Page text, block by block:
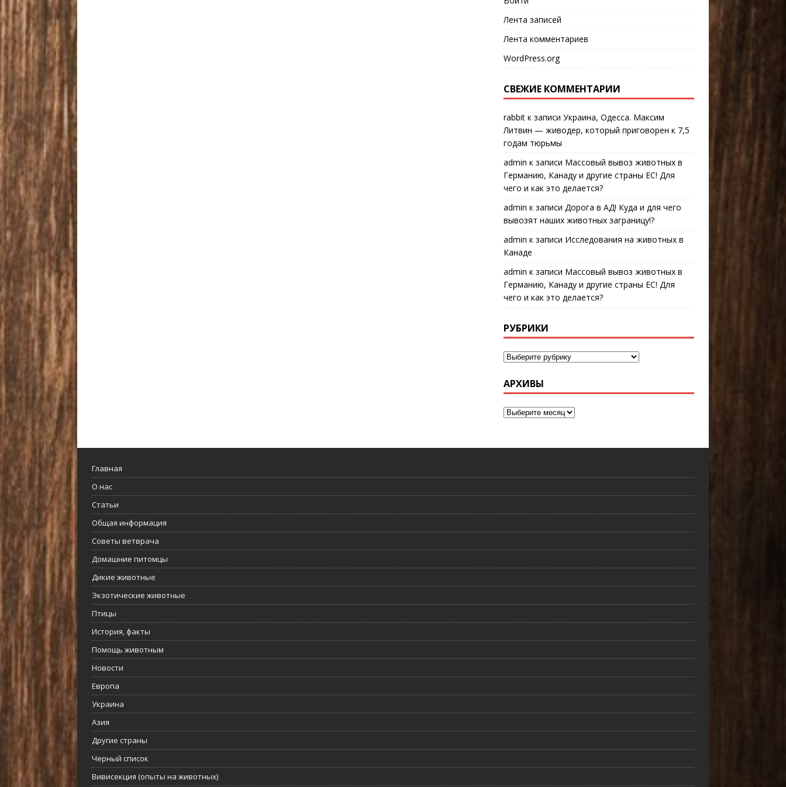
Лента записей
Лента комментариев
WordPress.org
СВЕЖИЕ КОММЕНТАРИИ
rabbitк записи Украина, Одесса. Максим
Литвин — живодер, который приговорен к 7,5
годам тюрьмы
admin к записи Массовый вывоз животных в
Германию, Канаду и другие страны ЕС! Для
чего и как это делается?
admin к записи Дорога в АД! Куда и для чего
вывозят наших животных заграницу!?
admin к записи Исследования на животных в
Канаде
admin к записи Массовый вывоз животных в
Германию, Канаду и другие страны ЕС! Для
чего и как это делается?
РУБРИКИ
АРХИВЫ
Главная
О нас
Статьи
Общая информация
Советы ветврача
Домашние питомцы
Дикие животные
Экзотические животные
Птицы
История, факты
Помощь животным
Новости
Европа
Украина
Азия
Другие страны
Черный список
Вивисекция (опыты на животных)